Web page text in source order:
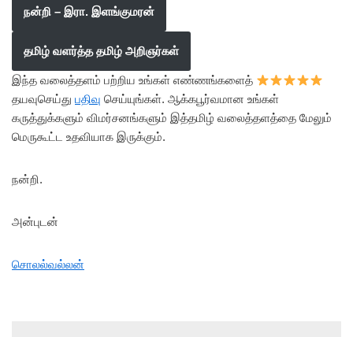
நன்றி – இரா. இளங்குமரன்
தமிழ் வளர்த்த தமிழ் அறிஞர்கள்
இந்த வலைத்தளம் பற்றிய உங்கள் எண்ணங்களைத்
தயவுசெய்து பதிவு செய்யுங்கள். ஆக்கபூர்வமான உங்கள்
கருத்துக்களும் விமர்சனங்களும் இத்தமிழ் வலைத்தளத்தை மேலும்
மெருகூட்ட உதவியாக இருக்கும்.
நன்றி.
அன்புடன்
சொலல்வல்லன்